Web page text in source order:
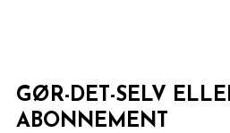
GØR-DET-SELV
ABONNEMENT